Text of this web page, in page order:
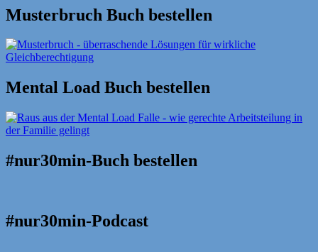
Musterbruch Buch bestellen
Mental Load Buch bestellen
#nur30min-Buch bestellen
#nur30min-Podcast